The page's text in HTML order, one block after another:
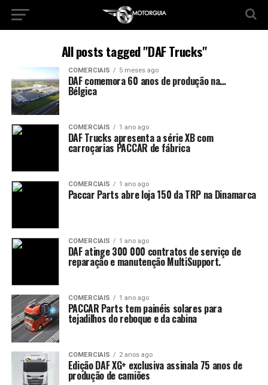
All posts tagged "DAF Trucks"
COMERCIAIS 5 meses ago
DAF comemora 60 anos de produção na…
Bélgica
COMERCIAIS 1 ano ago
DAF Trucks apresenta a série XB com
carroçarias PACCAR de fábrica
COMERCIAIS 1 ano ago
Paccar Parts abre loja 150 da TRP na Dinamarca
COMERCIAIS 1 ano ago
DAF atinge 300 000 contratos de serviço de
reparação e manutenção MultiSupport.
COMERCIAIS 1 ano ago
PACCAR Parts tem painéis solares para
tejadilhos do reboque e da cabina
COMERCIAIS 2 anos ago
Edição DAF XG+ exclusiva assinala 75 anos de
produção de camiões